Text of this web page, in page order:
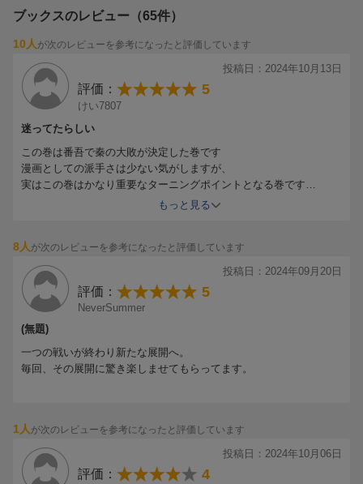
ブックスのレビュー（65件）
10人 が次のレビューを参考になったと評価しています
投稿日：2024年10月13日
評価： 5
けい7807
迷ってたらしい
この巻は番吾で秦の大敗が決定した巻です
漫画としての派手さは少ない気がしますが、
実はこの巻はかなり重要なターニングポイントとなる巻です
１秦軍は負けたが、王箭は死ななかったこと
この３つは全て実史です
秦国がこの時代に中華統一を成し遂げた最大要因は、
単純に他６国より圧倒的に強かったからです
ですが、歴史は面白く、
この２連敗により、より、統一が早まった可能性すらあります
もし、１度も負けることなく連勝し続けて、の
統一だった場合、他国の連座、連盟、共闘を受け入れて
むしろ統一が遅くなった可能性もあるからです
半年で２０万人を練兵したらしいです
「６国を滅ぼさんとする血の王だ
俺は外からも内からも暴君のそしりを受ける
もっと見る
8人 が次のレビューを参考になったと評価しています
投稿日：2024年09月20日
評価： 5
NeverSummer
(無題)
一つの戦いが終わり新たな展開へ。
毎回、その展開に驚き楽しませてもらってます。
1人 が次のレビューを参考になったと評価しています
投稿日：2024年10月06日
評価： 4